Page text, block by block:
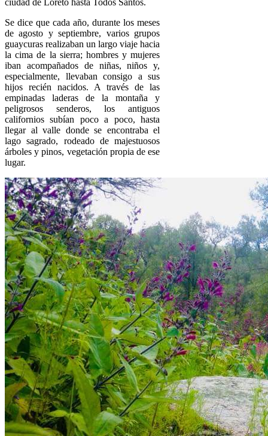
Se dice que cada año, durante los meses
de agosto y septiembre, varios grupos
guaycuras realizaban un largo viaje hacia
la cima de la sierra; hombres y mujeres
iban acompañados de niñas, niños y,
especialmente, llevaban consigo a sus
hijos recién nacidos. A través de las
empinadas laderas de la montaña y
peligrosos senderos, los antiguos
californios subían poco a poco, hasta
llegar al valle donde se encontraba el
lago sagrado, rodeado de majestuosos
árboles y pinos, vegetación propia de ese
lugar.